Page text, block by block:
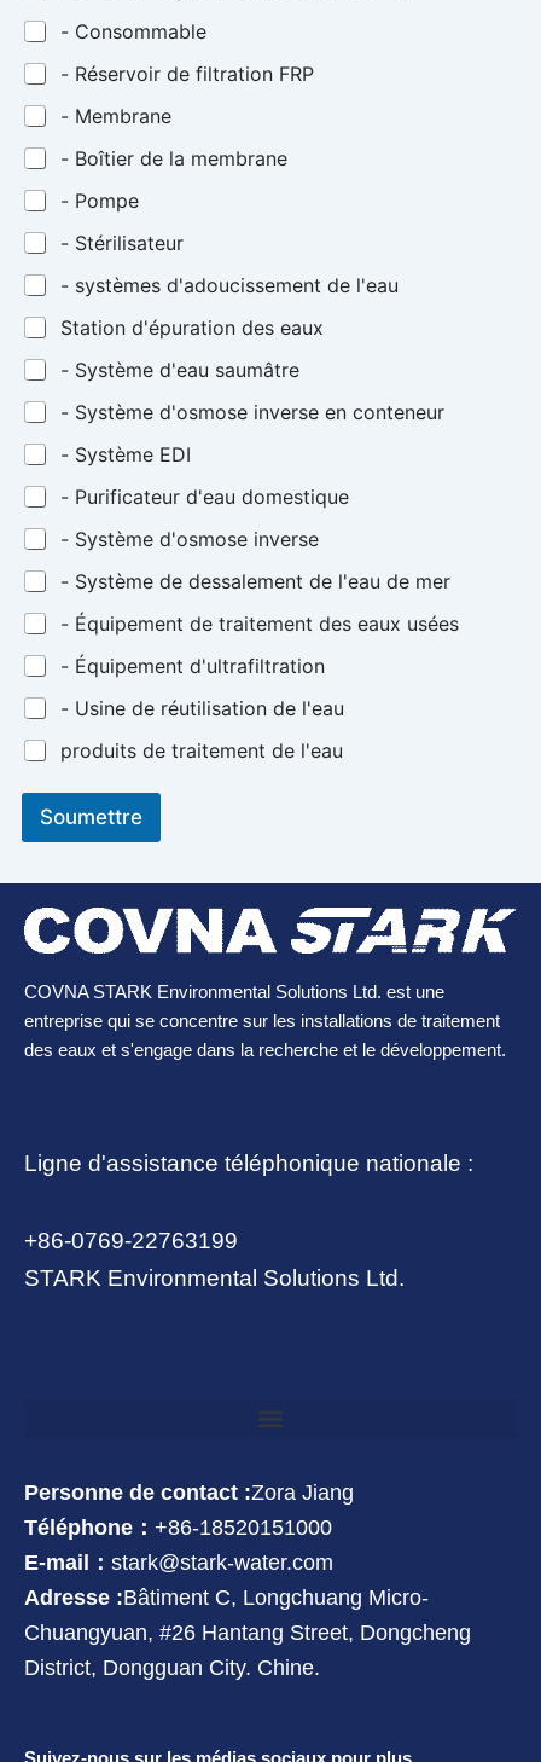
- Consommable
- Réservoir de filtration FRP
- Membrane
- Boîtier de la membrane
- Pompe
- Stérilisateur
- systèmes d'adoucissement de l'eau
Station d'épuration des eaux
- Système d'eau saumâtre
- Système d'osmose inverse en conteneur
- Système EDI
- Purificateur d'eau domestique
- Système d'osmose inverse
- Système de dessalement de l'eau de mer
- Équipement de traitement des eaux usées
- Équipement d'ultrafiltration
- Usine de réutilisation de l'eau
produits de traitement de l'eau
Soumettre
COVNA STARK Environmental Solutions Ltd. est une
entreprise qui se concentre sur les installations de traitement
des eaux et s'engage dans la recherche et le développement.
Ligne d'assistance téléphonique nationale :
+86-0769-22763199
STARK Environmental Solutions Ltd.
Personne de contact :Zora Jiang
Téléphone： +86-18520151000
E-mail： stark@stark-water.com
Adresse :Bâtiment C, Longchuang Micro-
Chuangyuan, #26 Hantang Street, Dongcheng
District, Dongguan City. Chine.